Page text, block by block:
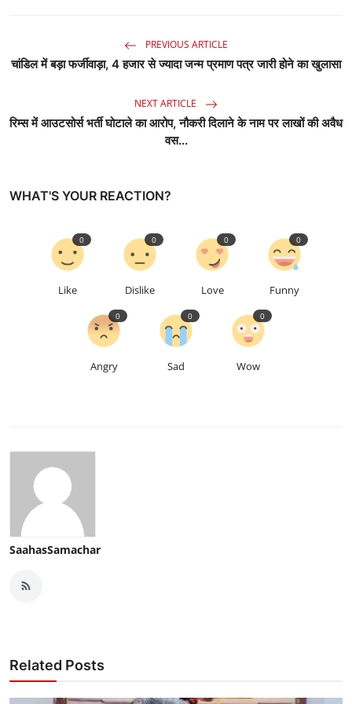
PREVIOUS ARTICLE
चांडिल में बड़ा फर्जीवाड़ा, 4 हजार से ज्यादा जन्म प्रमाण पत्र जारी होने का खुलासा
NEXT ARTICLE
रिम्स में आउटसोर्स भर्ती घोटाले का आरोप, नौकरी दिलाने के नाम पर लाखों की अवैध
वस...
WHAT'S YOUR REACTION?
Like
0
Dislike
0
Love
0
Funny
0
Angry
0
Sad
0
Wow
0
SaahasSamachar
Related Posts